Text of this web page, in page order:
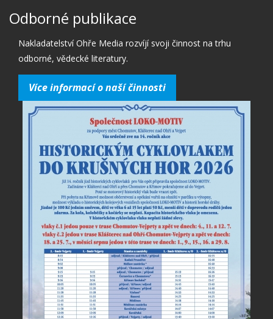
Odborné publikace
Nakladatelství Ohře Media rozvíjí svoji činnost na trhu
odborné, vědecké literatury.
Více informací o naší činnosti